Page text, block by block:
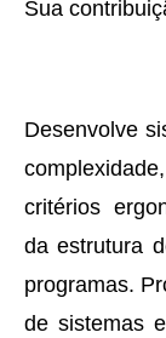
Sua
Desenvolve
critérios
da estrutura
programas.
de sistemas